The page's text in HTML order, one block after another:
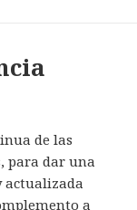
de las
para dar una
actualizada
a